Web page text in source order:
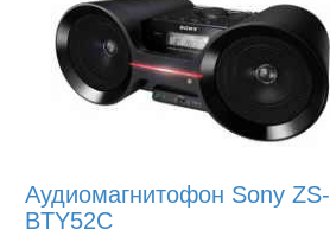
Аудиомагнитофон Sony ZS-
BTY52C